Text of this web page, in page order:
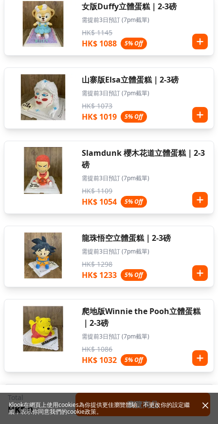
女版Duffy立體蛋糕｜2-3磅
需提前3日預訂 (7pm截單)
HK$ 1145
HK$ 1088 5% Off
山寨版Elsa立體蛋糕｜2-3磅
需提前3日預訂 (7pm截單)
HK$ 1073
HK$ 1019 5% Off
Slamdunk 櫻木花道立體蛋糕｜2-3
磅
需提前3日預訂 (7pm截單)
HK$ 1109
HK$ 1054 5% Off
龍珠悟空立體蛋糕｜2-3磅
需提前3日預訂 (7pm截單)
HK$ 1298
HK$ 1233 5% Off
爬地版Winnie the Pooh立體蛋糕
｜2-3磅
需提前3日預訂 (7pm截單)
HK$ 1086
HK$ 1032 5% Off
Cocomelon JJ 立體蛋糕｜2-3磅
需提前3日預訂 (7pm截單)
Total
HK$ 0 瀏覽商品
Klook在網頁上使用cookies為你提供更佳瀏覽體驗。不更改你的設定繼
續，表示你同意我們的cookie政策。